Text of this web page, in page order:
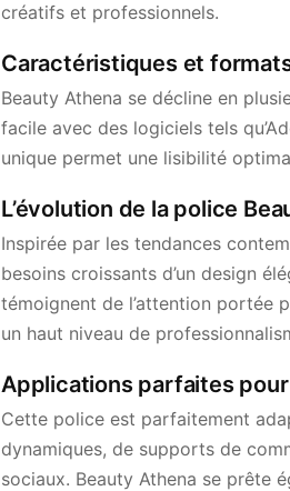
créatifs et professionnels.
Caractéristiques et
Beauty Athena se décline en
facile avec des logiciels tels
unique permet une lisibilité
L’évolution de la police
Inspirée par les tendances
besoins croissants d’un design
témoignent de l’attention portée
un haut niveau de
Applications parfaites
Cette police est parfaitement
dynamiques, de supports de
sociaux. Beauty Athena se prête